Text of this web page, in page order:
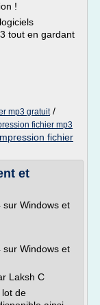
!
tout en gardant
mp3 gratuit/
fichier mp3
fichier
et
Windows et
Windows et
Laksh C
lot de